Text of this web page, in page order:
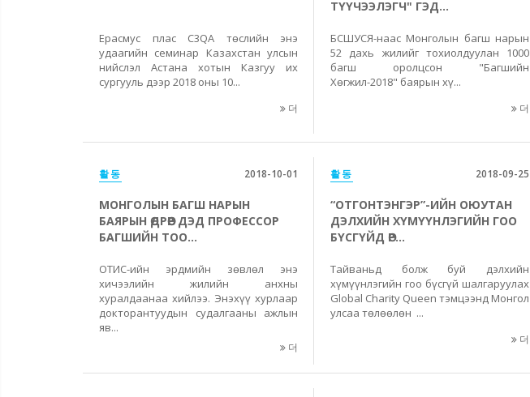
Ерасмус плас C3QA төслийн энэ
удаагийн семинар Казахстан улсын
нийслэл Астана хотын Казгуу их
сургууль дээр 2018 оны 10...
더
ТҮҮЧЭЭЛЭГЧ" ГЭД...
БСШУСЯ-наас Монголын багш нарын
52 дахь жилийг тохиолдуулан 1000
багш оролцсон "Багшийн
Хөгжил-2018" баярын хү...
더
활동 2018-10-01
МОНГОЛЫН БАГШ НАРЫН
БАЯРЫН ӨДРӨӨР ДЭД ПРОФЕССОР
БАГШИЙН ТОО...
ОТИС-ийн эрдмийн зөвлөл энэ
хичээлийн жилийн анхны
хуралдаанаа хийлээ. Энэхүү хурлаар
докторантуудын судалгааны ажлын
яв...
더
활동 2018-09-25
“ОТГОНТЭНГЭР”-ИЙН ОЮУТАН
ДЭЛХИЙН ХҮМҮҮНЛЭГИЙН ГОО
БҮСГҮЙД ӨР...
Тайваньд болж буй дэлхийн
хүмүүнлэгийн гоо бүсгүй шалгаруулах
Global Charity Queen тэмцээнд Монгол
улсаа төлөөлөн ...
더